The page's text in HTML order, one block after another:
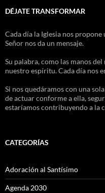
DÉJATE TRANSFORMAR
Cada día la Iglesia nos propone
Señor nos da un mensaje.
Su palabra, como las manos
nuestro espíritu. Cada día nos
Si nos quedáramos con una
de actuar conforme a ella,
estaríamos contribuyendo a la
CATEGORÍAS
Adoración al Santísimo
Agenda 2030